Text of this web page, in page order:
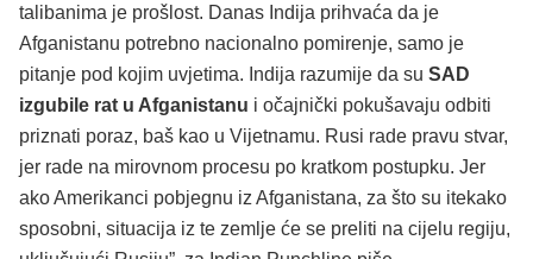
talibanima je prošlost. Danas Indija prihvaća da je
Afganistanu potrebno nacionalno pomirenje, samo je
pitanje pod kojim uvjetima. Indija razumije da su SAD
izgubile rat u Afganistanu i očajnički pokušavaju odbiti
priznati poraz, baš kao u Vijetnamu. Rusi rade pravu stvar,
jer rade na mirovnom procesu po kratkom postupku. Jer
ako Amerikanci pobjegnu iz Afganistana, za što su itekako
sposobni, situacija iz te zemlje će se preliti na cijelu regiju,